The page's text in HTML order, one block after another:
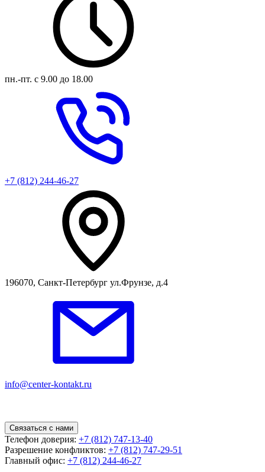
пн.-пт. с 9.00 до 18.00
+7 (812) 244-46-27
196070, Санкт-Петербург ул.Фрунзе, д.4
info@center-kontakt.ru
Связаться с нами
Телефон доверия: +7 (812) 747-13-40
Разрешение конфликтов: +7 (812) 747-29-51
Главный офис: +7 (812) 244-46-27